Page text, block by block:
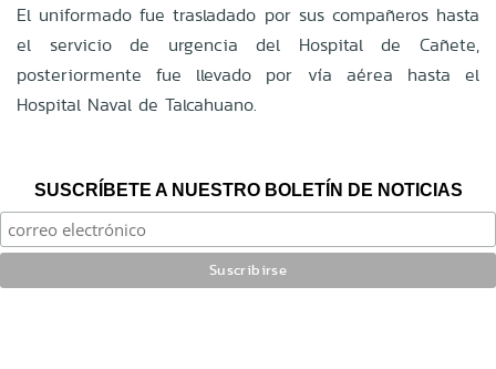
El uniformado fue trasladado por sus compañeros hasta
el servicio de urgencia del Hospital de Cañete,
posteriormente fue llevado por vía aérea hasta el
Hospital Naval de Talcahuano.
SUSCRÍBETE A NUESTRO BOLETÍN DE NOTICIAS